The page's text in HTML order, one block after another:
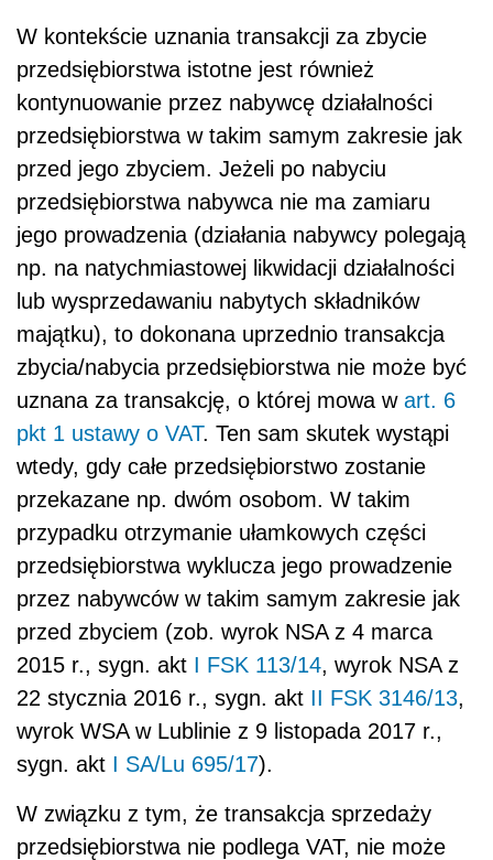
W kontekście uznania transakcji za zbycie
przedsiębiorstwa istotne jest również
kontynuowanie przez nabywcę działalności
przedsiębiorstwa w takim samym zakresie jak
przed jego zbyciem. Jeżeli po nabyciu
przedsiębiorstwa nabywca nie ma zamiaru
jego prowadzenia (działania nabywcy polegają
np. na natychmiastowej likwidacji działalności
lub wysprzedawaniu nabytych składników
majątku), to dokonana uprzednio transakcja
zbycia/nabycia przedsiębiorstwa nie może być
uznana za transakcję, o której mowa w art. 6
pkt 1 ustawy o VAT. Ten sam skutek wystąpi
wtedy, gdy całe przedsiębiorstwo zostanie
przekazane np. dwóm osobom. W takim
przypadku otrzymanie ułamkowych części
przedsiębiorstwa wyklucza jego prowadzenie
przez nabywców w takim samym zakresie jak
przed zbyciem (zob. wyrok NSA z 4 marca
2015 r., sygn. akt I FSK 113/14, wyrok NSA z
22 stycznia 2016 r., sygn. akt II FSK 3146/13,
wyrok WSA w Lublinie z 9 listopada 2017 r.,
sygn. akt I SA/Lu 695/17).
W związku z tym, że transakcja sprzedaży
przedsiębiorstwa nie podlega VAT, nie może